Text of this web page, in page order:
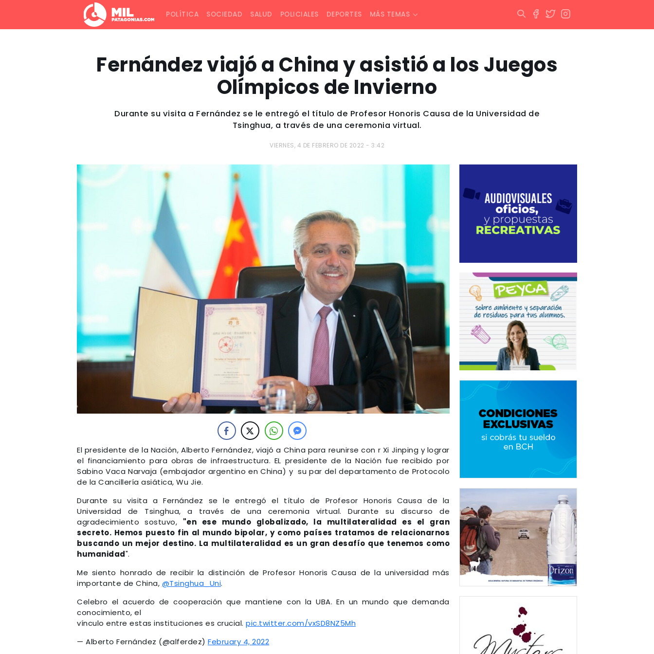
POLÍTICA SOCIEDAD SALUD POLICIALES DEPORTES MÁS TEMAS
Fernández viajó a China y asistió a los Juegos
Olímpicos de Invierno
Durante su visita a Fernández se le entregó el título de Profesor Honoris Causa de la Universidad de
Tsinghua, a través de una ceremonia virtual.
VIERNES, 4 DE FEBRERO DE 2022 - 3:42
El presidente de la Nación, Alberto Fernández, viajó a China para reunirse con r Xi Jinping y lograr
el financiamiento para obras de infraestructura. EL presidente de la Nación fue recibido por
Sabino Vaca Narvaja (embajador argentino en China) y su par del departamento de Protocolo
de la Cancillería asiática, Wu Jie.
Durante su visita a Fernández se le entregó el título de Profesor Honoris Causa de la
Universidad de Tsinghua, a través de una ceremonia virtual. Durante su discurso de
agradecimiento sostuvo, "en ese mundo globalizado, la multilateralidad es el gran
secreto. Hemos puesto fin al mundo bipolar, y como países tratamos de relacionarnos
buscando un mejor destino. La multilateralidad es un gran desafío que tenemos como
humanidad".
Me siento honrado de recibir la distinción de Profesor Honoris Causa de la universidad más
importante de China, @Tsinghua_Uni.
Celebro el acuerdo de cooperación que mantiene con la UBA. En un mundo que demanda
conocimiento, el
vínculo entre estas instituciones es crucial. pic.twitter.com/vxSD8NZ5Mh
— Alberto Fernández (@alferdez) February 4, 2022